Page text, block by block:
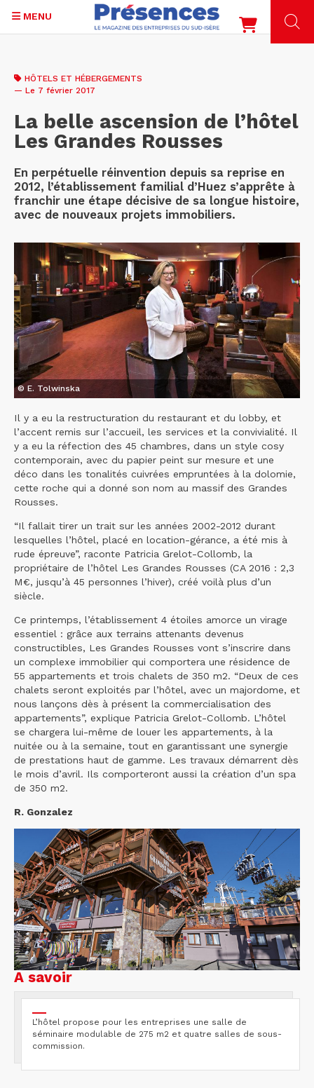
contenu
MENU
HÔTELS ET HÉBERGEMENTS
— Le 7 février 2017
La belle ascension de l’hôtel
Les Grandes Rousses
En perpétuelle réinvention depuis sa reprise en
2012, l’établissement familial d’Huez s’apprête à
franchir une étape décisive de sa longue histoire,
avec de nouveaux projets immobiliers.
© E. Tolwinska
Il y a eu la restructuration du restaurant et du lobby, et
l’accent remis sur l’accueil, les services et la convivialité. Il
y a eu la réfection des 45 chambres, dans un style cosy
contemporain, avec du papier peint sur mesure et une
déco dans les tonalités cuivrées empruntées à la dolomie,
cette roche qui a donné son nom au massif des Grandes
Rousses.
“Il fallait tirer un trait sur les années 2002-2012 durant
lesquelles l’hôtel, placé en location-gérance, a été mis à
rude épreuve”, raconte Patricia Grelot-Collomb, la
propriétaire de l’hôtel Les Grandes Rousses (CA 2016 : 2,3
M€, jusqu’à 45 personnes l’hiver), créé voilà plus d’un
siècle.
Ce printemps, l’établissement 4 étoiles amorce un virage
essentiel : grâce aux terrains attenants devenus
constructibles, Les Grandes Rousses vont s’inscrire dans
un complexe immobilier qui comportera une résidence de
55 appartements et trois chalets de 350 m2. “Deux de ces
chalets seront exploités par l’hôtel, avec un majordome, et
nous lançons dès à présent la commercialisation des
appartements”, explique Patricia Grelot-Collomb. L’hôtel
se chargera lui-même de louer les appartements, à la
nuitée ou à la semaine, tout en garantissant une synergie
de prestations haut de gamme. Les travaux démarrent dès
le mois d’avril. Ils comporteront aussi la création d’un spa
de 350 m2.
R. Gonzalez
A savoir
L’hôtel propose pour les entreprises une salle de
séminaire modulable de 275 m2 et quatre salles de sous-
commission.